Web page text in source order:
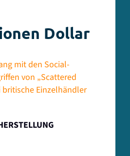
Dollar
mit den Social-
von „Scattered
britische Einzelhändler